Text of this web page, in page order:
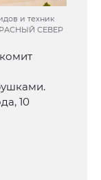
и техник
СЕВЕР
10